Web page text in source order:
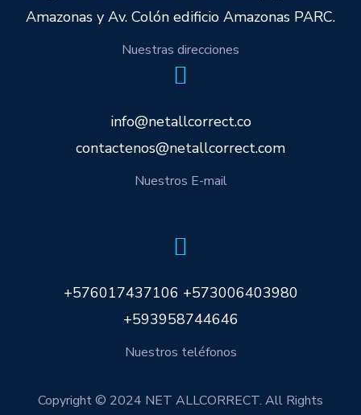
Amazonas y Av. Colón edificio Amazonas PARC.
Nuestras direcciones
info@netallcorrect.co
contactenos@netallcorrect.com
Nuestros E-mail
+576017437106 +573006403980
+593958744646
Nuestros teléfonos
Copyright © 2024 NET ALLCORRECT. All Rights